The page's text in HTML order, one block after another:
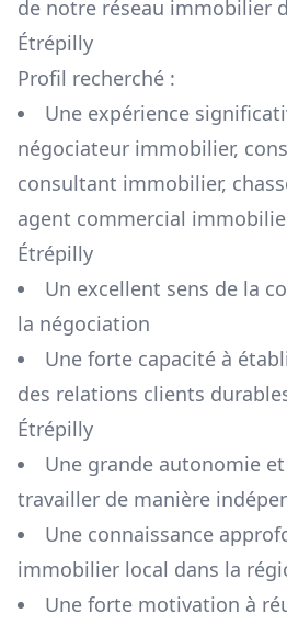
de notre réseau immobilier
Étrépilly
Profil recherché :
Une expérience
négociateur immobilier,
consultant immobilier,
agent commercial
Étrépilly
Un excellent sens de la
la négociation
Une forte capacité à
des relations clients
Étrépilly
Une grande autonomie
travailler de manière
Une connaissance
immobilier local dans la
Une forte motivation à